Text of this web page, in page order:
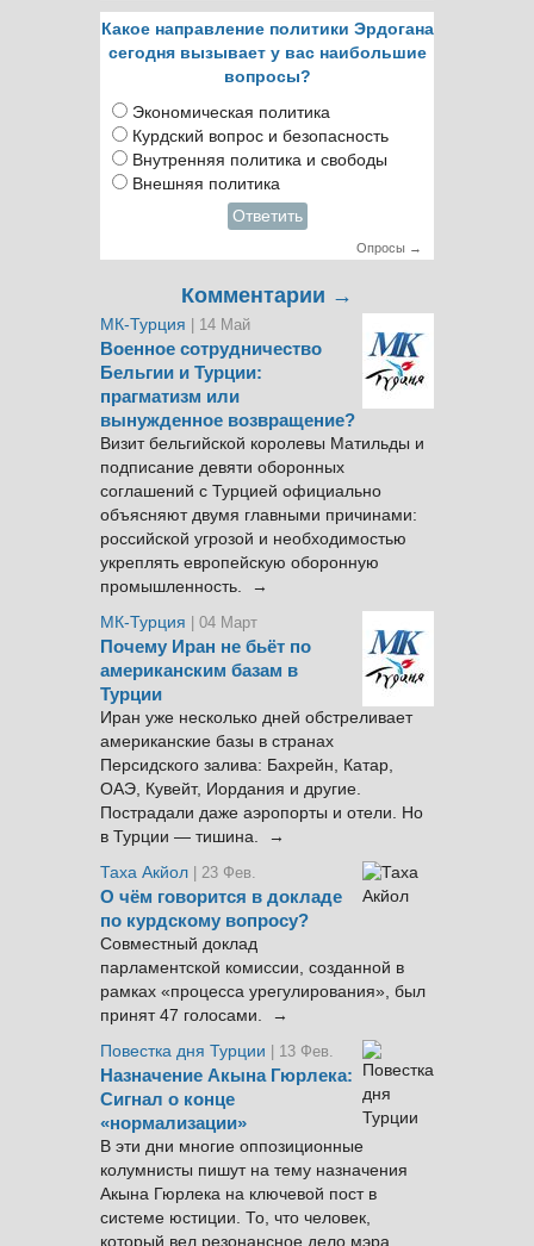
Какое направление политики Эрдогана
сегодня вызывает у вас наибольшие
вопросы?
Экономическая политика
Курдский вопрос и безопасность
Внутренняя политика и свободы
Внешняя политика
Ответить
Опросы →
Комментарии →
МК-Турция | 14 Май
Военное сотрудничество
Бельгии и Турции:
прагматизм или
вынужденное возвращение?
Визит бельгийской королевы Матильды и
подписание девяти оборонных
соглашений с Турцией официально
объясняют двумя главными причинами:
российской угрозой и необходимостью
укреплять европейскую оборонную
промышленность. →
МК-Турция
| 04 Март
Почему Иран не бьёт по
американским базам в
Турции
Иран уже несколько дней обстреливает
американские базы в странах
Персидского залива: Бахрейн, Катар,
ОАЭ, Кувейт, Иордания и другие.
Пострадали даже аэропорты и отели. Но
в Турции — тишина. →
Таха Акйол | 23 Фев.
О чём говорится в докладе
по курдскому вопросу?
Совместный доклад
парламентской комиссии, созданной в
рамках «процесса урегулирования», был
принят 47 голосами. →
Повестка дня Турции
| 13 Фев.
Назначение Акына Гюрлека:
Сигнал о конце
«нормализации»
В эти дни многие оппозиционные
колумнисты пишут на тему назначения
Акына Гюрлека на ключевой пост в
системе юстиции. То, что человек,
который вел резонансное дело мэра